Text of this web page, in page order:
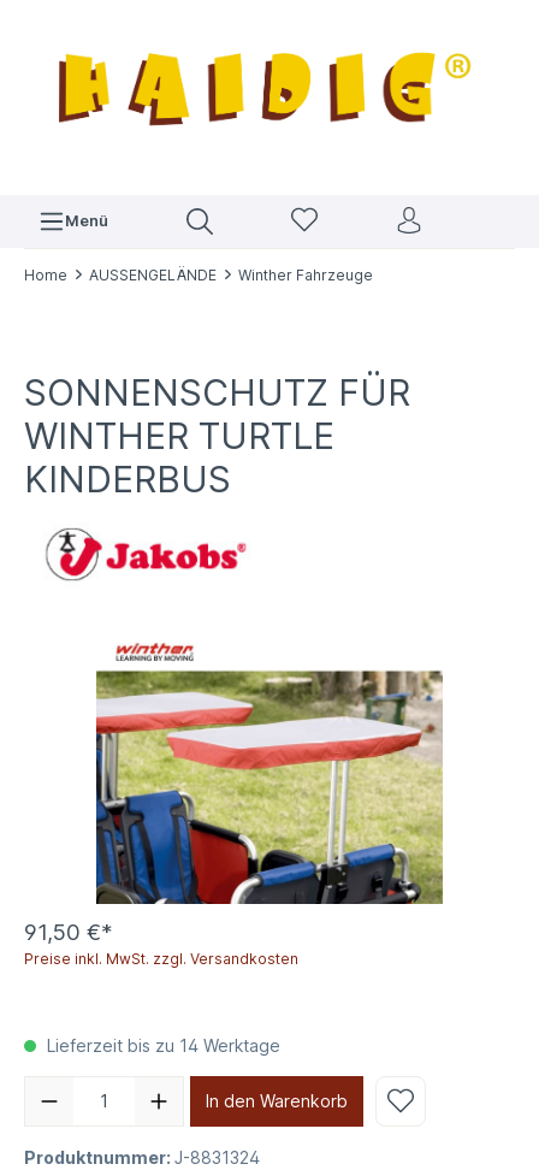
Menü
Home AUSSENGELÄNDE Winther Fahrzeuge
SONNENSCHUTZ FÜR
WINTHER TURTLE
KINDERBUS
91,50 €*
Preise inkl. MwSt. zzgl. Versandkosten
Lieferzeit bis zu 14 Werktage
In den Warenkorb
Produktnummer: J-8831324